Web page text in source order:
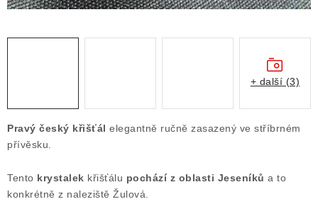
VIDEOGALERIE
Ochrana osobních údajů
Formulář pro uplatnění reklamace
Pravý český křišťál elegantně ručně zasazený ve stříbrném
přívěsku.
Tento krystalek křišťálu pochází z oblasti Jeseníků a to
konkrétně z naleziště Žulová.
+ další (3)